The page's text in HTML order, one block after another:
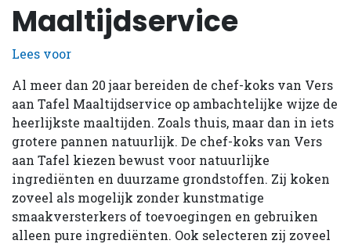
Maaltijdservice
Lees voor
Al meer dan 20 jaar bereiden de chef-koks van Vers
aan Tafel Maaltijdservice op ambachtelijke wijze de
heerlijkste maaltijden. Zoals thuis, maar dan in iets
grotere pannen natuurlijk. De chef-koks van Vers
aan Tafel kiezen bewust voor natuurlijke
ingrediënten en duurzame grondstoffen. Zij koken
zoveel als mogelijk zonder kunstmatige
smaakversterkers of toevoegingen en gebruiken
alleen pure ingrediënten. Ook selecteren zij zoveel